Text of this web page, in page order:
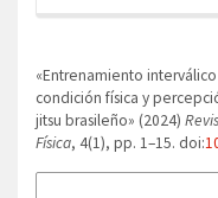
«Entrenamiento
condición física y
jitsu brasileño» (2024)
Física, 4(1), pp. 1–15. doi: